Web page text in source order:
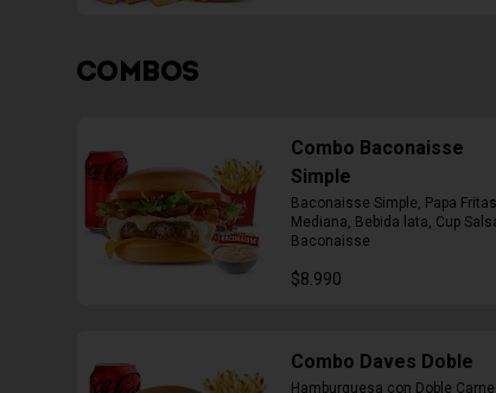
COMBOS
Combo Baconaisse
Simple
Baconaisse Simple, Papa Fritas
Mediana, Bebida lata, Cup
Baconaisse
$8.990
Combo Daves Doble
Hamburguesa con Doble